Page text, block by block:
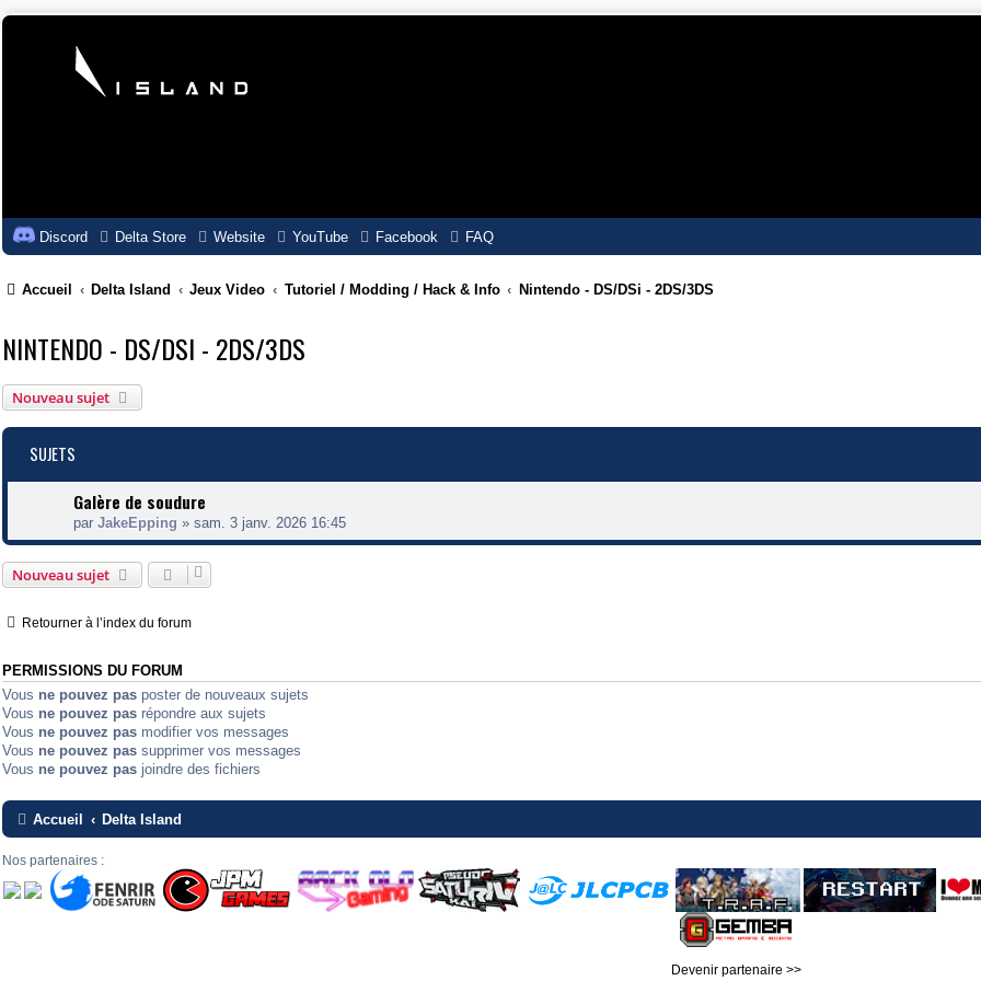
Discord Delta Store Website YouTube Facebook FAQ
Accueil Delta Island Jeux Video Tutoriel / Modding / Hack & Info Nintendo - DS/DSi - 2DS/3DS
NINTENDO - DS/DSI - 2DS/3DS
Nouveau sujet
SUJETS
Galère de soudure
par JakeEpping » sam. 3 janv. 2026 16:45
Nouveau sujet
Retourner à l’index du forum
PERMISSIONS DU FORUM
Vous ne pouvez pas poster de nouveaux sujets
Vous ne pouvez pas répondre aux sujets
Vous ne pouvez pas modifier vos messages
Vous ne pouvez pas supprimer vos messages
Vous ne pouvez pas joindre des fichiers
Accueil Delta Island
Nos partenaires :
Devenir partenaire >>